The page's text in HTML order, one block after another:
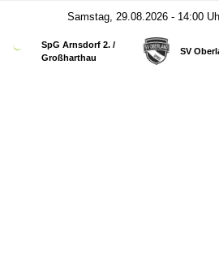
Samstag, 29.08.2026 - 14:00
SpG Arnsdorf 2. /​
Großharthau
SV